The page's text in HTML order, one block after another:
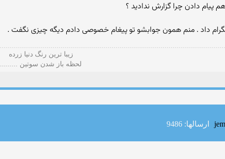
داد . منم همون جوابشو تو پیغام خصوصی دادم دیگه چیزی نگفت .
زیبا ترین رنگ دنیا زرده
لحظه باز شدن سوتین .........
ارسالها: 9486